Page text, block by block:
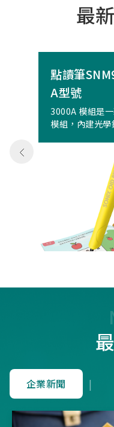
最
點讀筆
A型號
3000A 模組是
模組，內建光
企業新聞 |